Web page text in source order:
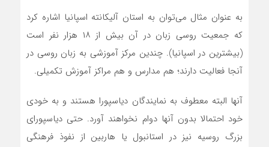
به عنوان مثال می‌توان به استان آلیکانته اسپانیا اشاره کرد
که جمعیت روسی زبان در آن بیش از ۱۸ هزار نفر است
(بیشترین در اسپانیا). چندین مرکز آموزشی به زبان روسی در
آنجا فعالیت دارند؛ هم مدارس و هم مراکز آموزش تکمیلی.
آنها البته معطوف به نمایندگان دیاسپورا هستند و به خودی
خود احتمالا بدون آنها دوام نخواهند آورد. حتی دیاسپورای
بزرگ روسیه نیز در استانبول یا هاربین از نفوذ فرهنگی